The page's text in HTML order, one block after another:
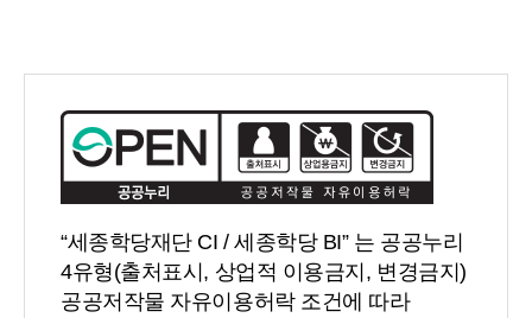
“세종학당재단 CI / 세종학당 BI” 는 공공누리
4유형(출처표시, 상업적 이용금지, 변경금지)
공공저작물 자유이용허락 조건에 따라